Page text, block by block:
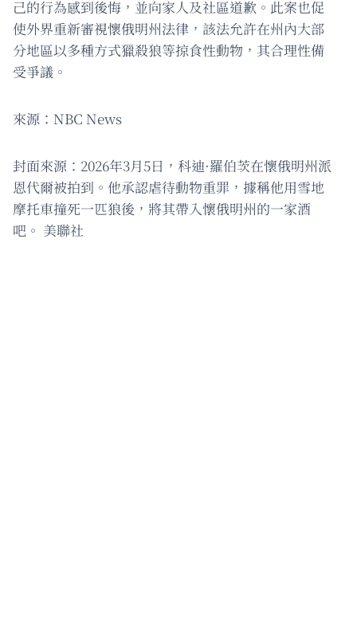
己的行為感到後悔，並向家人及社區道歉。此案也促
使外界重新審視懷俄明州法律，該法允許在州內大部
分地區以多種方式獵殺狼等掠食性動物，其合理性備
受爭議。
來源：NBC News
封面來源：2026年3月5日，科迪·羅伯茨在懷俄明州派
恩代爾被拍到。他承認虐待動物重罪，據稱他用雪地
摩托車撞死一匹狼後，將其帶入懷俄明州的一家酒
吧。 美聯社